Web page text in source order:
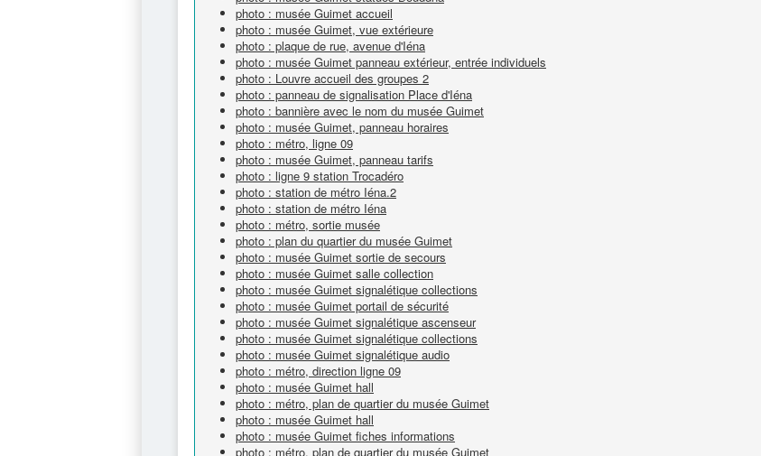
photo : musée Guimet accueil
photo : musée Guimet, vue extérieure
photo : plaque de rue, avenue d'Iéna
photo : musée Guimet panneau extérieur, entrée individuels
photo : Louvre accueil des groupes 2
photo : panneau de signalisation Place d'Iéna
photo : bannière avec le nom du musée Guimet
photo : musée Guimet, panneau horaires
photo : métro, ligne 09
photo : musée Guimet, panneau tarifs
photo : ligne 9 station Trocadéro
photo : station de métro Iéna.2
photo : station de métro Iéna
photo : métro, sortie musée
photo : plan du quartier du musée Guimet
photo : musée Guimet sortie de secours
photo : musée Guimet salle collection
photo : musée Guimet signalétique collections
photo : musée Guimet portail de sécurité
photo : musée Guimet signalétique ascenseur
photo : musée Guimet signalétique collections
photo : musée Guimet signalétique audio
photo : métro, direction ligne 09
photo : musée Guimet hall
photo : métro, plan de quartier du musée Guimet
photo : musée Guimet hall
photo : musée Guimet fiches informations
photo : métro, plan de quartier du musée Guimet